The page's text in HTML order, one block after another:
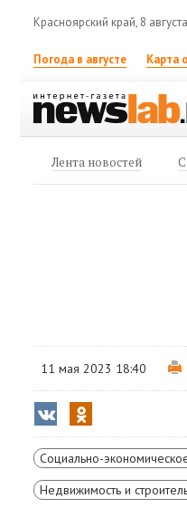
Красноярский край, 8 августа
Погода в августе Карта
Лента новостей
11 мая 2023 18:40
Недвижимость и